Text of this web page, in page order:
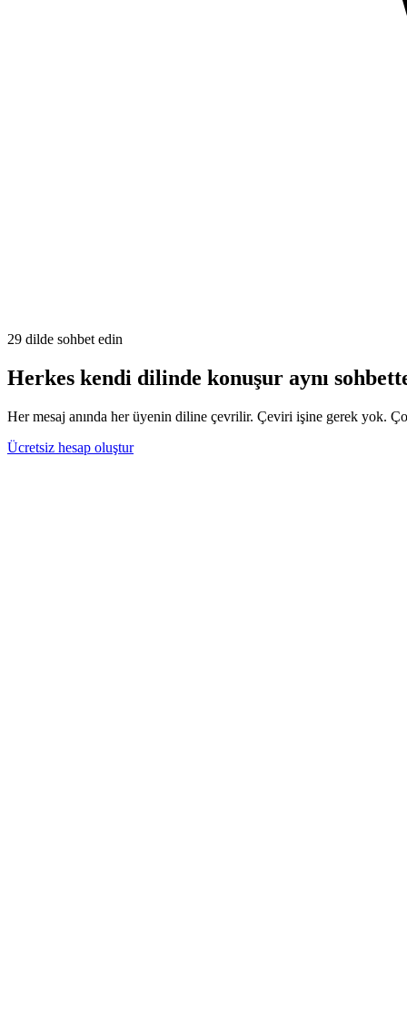
29 dilde sohbet edin
Herkes kendi dilinde konuşur aynı
Her mesaj anında her üyenin diline çevrilir. Çeviri işine gerek yok.
Ücretsiz hesap oluştur